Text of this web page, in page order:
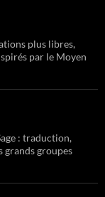
plus libres,
par le Moyen
: traduction,
groupes